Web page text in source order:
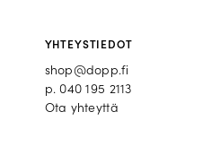
YHTEYSTIEDOT
shop@dopp.fi
p.040 195 2113
Ota yhteyttä